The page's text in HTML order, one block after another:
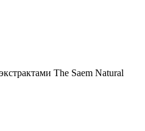
The Saem Natural